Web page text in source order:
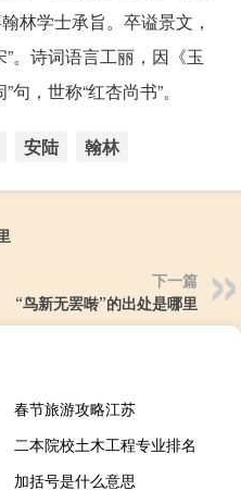
林学士承旨。卒谥景文，
。诗词语言工丽，因《玉
，世称“红杏尚书”。
安陆 翰林
下一篇
“鸟新无罢啭”的出处是哪里
春节旅游攻略江苏
二本院校土木工程专业排名
加括号是什么意思